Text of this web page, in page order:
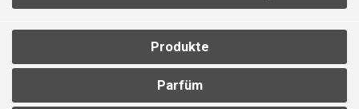
Produkte
Parfüm